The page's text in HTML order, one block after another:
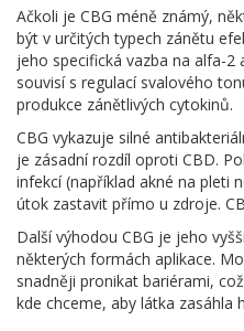
Ačkoli je CBG méně známý,
být v určitých typech zánětu
jeho specifická vazba na alfa-
souvisí s regulací svalového
produkce zánětlivých cytokinů.
CBG vykazuje silné
je zásadní rozdíl oproti CBD.
infekcí (například akné na pleti
útok zastavit přímo u zdroje.
Další výhodou CBG je jeho
některých formách aplikace.
snadněji pronikat bariérami,
kde chceme, aby látka zasáhla